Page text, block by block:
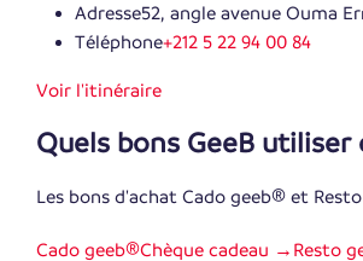
Adresse52, angle avenue Ouma
Téléphone+212 5 22 94 00 84
Voir l'itinéraire
Quels bons GeeB utiliser
Les bons d'achat Cado geeb® et
Cado geeb®Chèque cadeau → Resto